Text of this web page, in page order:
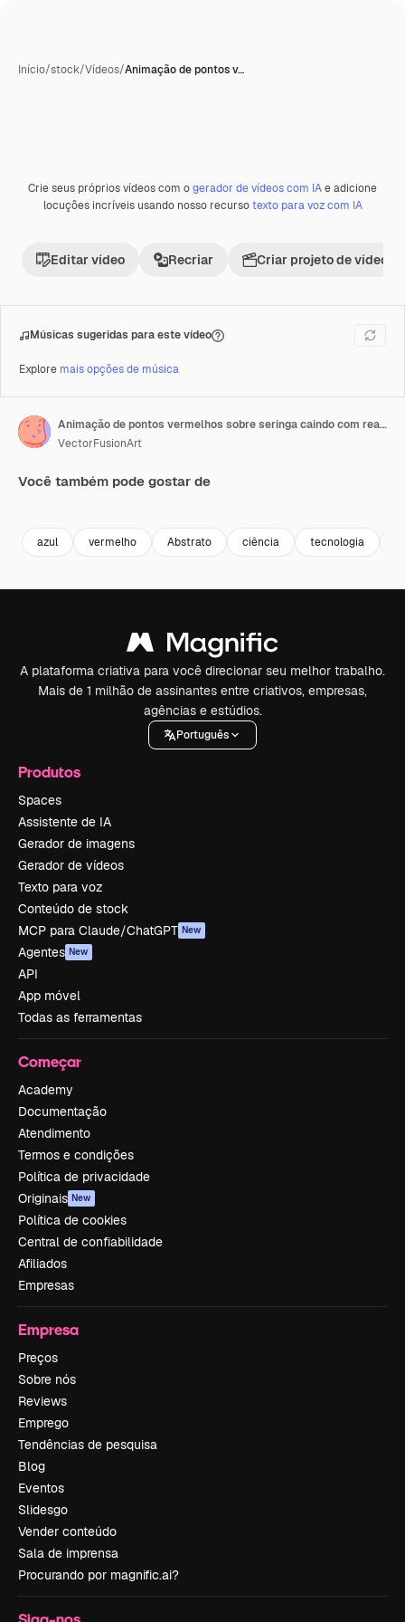
Início/stock/Vídeos/Animação de pontos v…
PremiumGerada com IA
Crie seus próprios vídeos com ogerador de vídeos com IAe adicione
locuções incríveis usando nosso recursotexto para voz com IA
Editar vídeo Recriar Criar projeto de vídeo
Músicas sugeridas para este vídeo
Explore mais opções de música
Animação de pontos vermelhos sobre seringa caindo com reagente azul
VectorFusionArt
Você também pode gostar de
azul vermelho Abstrato ciência tecnologia
A plataforma criativa para você direcionar seu melhor trabalho.
Mais de 1 milhão de assinantes entre criativos, empresas,
agências e estúdios.
Português
Produtos
Spaces
Assistente de IA
Gerador de imagens
Gerador de vídeos
Texto para voz
Conteúdo de stock
MCP para Claude/ChatGPT New
Agentes New
API
App móvel
Todas as ferramentas
Começar
Academy
Documentação
Atendimento
Termos e condições
Política de privacidade
Originais New
Política de cookies
Central de confiabilidade
Afiliados
Empresas
Empresa
Preços
Sobre nós
Reviews
Emprego
Tendências de pesquisa
Blog
Eventos
Slidesgo
Vender conteúdo
Sala de imprensa
Procurando por magnific.ai?